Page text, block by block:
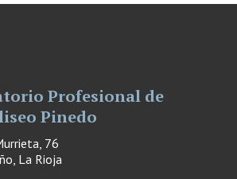
Profesional de
Pinedo
76
La Rioja